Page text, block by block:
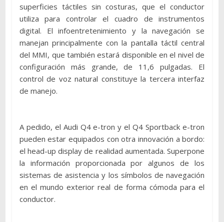
superficies táctiles sin costuras, que el conductor
utiliza para controlar el cuadro de instrumentos
digital. El infoentretenimiento y la navegación se
manejan principalmente con la pantalla táctil central
del MMI, que también estará disponible en el nivel de
configuración más grande, de 11,6 pulgadas. El
control de voz natural constituye la tercera interfaz
de manejo.
A pedido, el Audi Q4 e-tron y el Q4 Sportback e-tron
pueden estar equipados con otra innovación a bordo:
el head-up display de realidad aumentada. Superpone
la información proporcionada por algunos de los
sistemas de asistencia y los símbolos de navegación
en el mundo exterior real de forma cómoda para el
conductor.